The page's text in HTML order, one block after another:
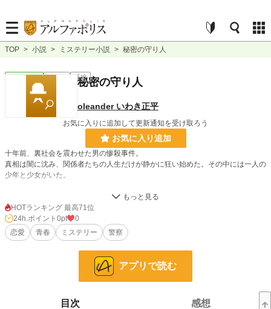
TOP > 小説 > ミステリー小説 > 秘密の守り人
ミステリー 連載中 長編
秘密の守り人
oleander いわき正平
お気に入りに追加して更新通知を受け取ろう
お気に入り追加
十年前、裏社会を震わせた男の惨殺事件。
真相は闇に沈み、関係者たちの人生だけが静かに狂い始めた。その中には一人の
少年と少女がいた。
そして現在――高校生の怜雄は、ある秘密を抱えていた。絶対にばれてはいけな
い。ある、秘密を。
いじめ、暴力、裏社会、そして消えない恨み。
無関係だったはずの人間たちの線が、
いつしかひとつの“真実”へと収束していく。
過去と現在が交錯するダークサスペンス。
復讐が復讐を呼び、日常が崩れ落ちていく。
HOTランキング 最高71位
24h.ポイント 0pt
0
恋愛
青春 ミステリー 警察
アプリで読む
目次 感想